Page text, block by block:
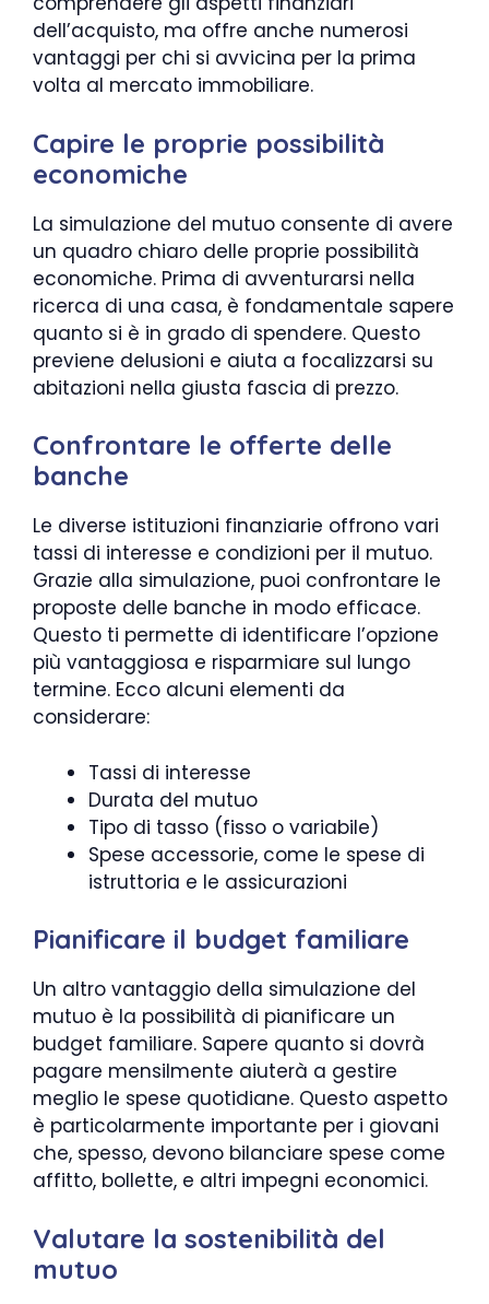
dell’acquisto, ma offre anche numerosi
vantaggi per chi si avvicina per la prima
volta al mercato immobiliare.
Capire le proprie possibilità
economiche
La simulazione del mutuo consente di avere
un quadro chiaro delle proprie possibilità
economiche. Prima di avventurarsi nella
ricerca di una casa, è fondamentale sapere
quanto si è in grado di spendere. Questo
previene delusioni e aiuta a focalizzarsi su
abitazioni nella giusta fascia di prezzo.
Confrontare le offerte delle
banche
Le diverse istituzioni finanziarie offrono vari
tassi di interesse e condizioni per il mutuo.
Grazie alla simulazione, puoi confrontare le
proposte delle banche in modo efficace.
Questo ti permette di identificare l’opzione
più vantaggiosa e risparmiare sul lungo
termine. Ecco alcuni elementi da
considerare:
Tassi di interesse
Durata del mutuo
Tipo di tasso (fisso o variabile)
Spese accessorie, come le spese di
istruttoria e le assicurazioni
Pianificare il budget familiare
Un altro vantaggio della simulazione del
mutuo è la possibilità di pianificare un
budget familiare. Sapere quanto si dovrà
pagare mensilmente aiuterà a gestire
meglio le spese quotidiane. Questo aspetto
è particolarmente importante per i giovani
che, spesso, devono bilanciare spese come
affitto, bollette, e altri impegni economici.
Valutare la sostenibilità del
mutuo